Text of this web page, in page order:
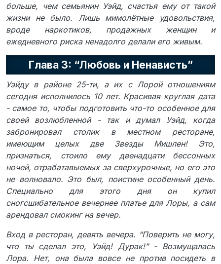
больше, чем семьянин Уэйд, счастья ему от такой
жизни не было. Лишь мимолётные удовольствия,
вроде наркотиков, продажных женщин и
ежедневного риска ненадолго делали его живым.
Глава 3: “Любовь и Ненависть”
Уэйду в районе 25-ти, а их с Лорой отношениям
сегодня исполнилось 10 лет. Красивая круглая дата
- самое то, чтобы подготовить что-то особенное для
своей возлюбленной - так и думал Уэйд, когда
забронировал столик в местном ресторане,
имеющим целых две Звезды Мишлен! Это,
признаться, стоило ему двенадцати бессонных
ночей, отрабатавыемых за сверхурочные, но его это
не волновало. Это был, поистине особенный день.
Специально для этого дня он купил
сногсшибательное вечернее платье для Лоры, а сам
арендовал смокинг на вечер.
Вход в ресторан, девять вечера. “Поверить не могу,
что ты сделал это, Уэйд! Дурак!” - Возмущалась
Лора. Нет, она была вовсе не против посидеть в